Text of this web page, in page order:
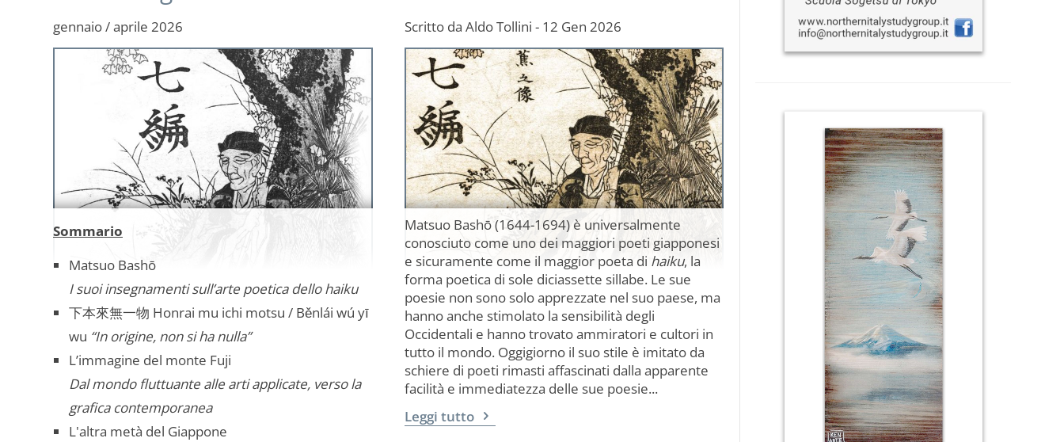
gennaio / aprile 2026
Sommario
Matsuo Bashō
I suoi insegnamenti sull’arte poetica dello haiku
下本來無一物 Honrai mu ichi motsu / Běnlái wú yī
wu “In origine, non si ha nulla”
L’immagine del monte Fuji
Dal mondo fluttuante alle arti applicate, verso la
grafica contemporanea
L'altra metà del Giappone
Scritto da Aldo Tollini - 12 Gen 2026
Matsuo Bashō (1644-1694) è universalmente
conosciuto come uno dei maggiori poeti giapponesi
e sicuramente come il maggior poeta di haiku, la
forma poetica di sole diciassette sillabe. Le sue
poesie non sono solo apprezzate nel suo paese, ma
hanno anche stimolato la sensibilità degli
Occidentali e hanno trovato ammiratori e cultori in
tutto il mondo. Oggigiorno il suo stile è imitato da
schiere di poeti rimasti affascinati dalla apparente
facilità e immediatezza delle sue poesie...
Leggi tutto